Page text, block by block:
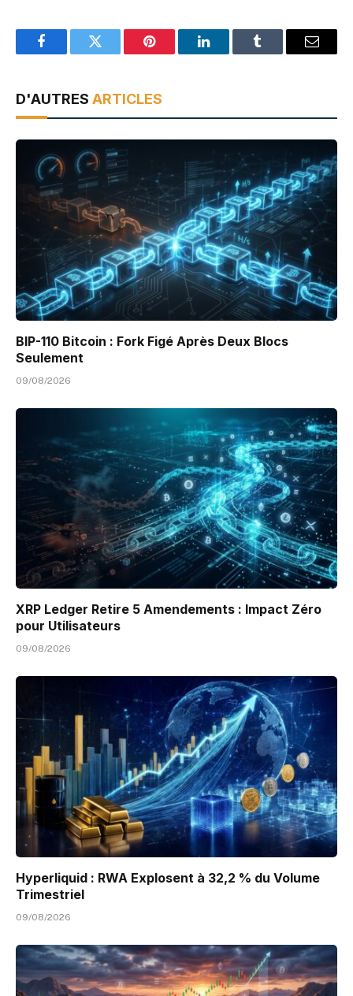
FacebookTwitter Pinterest LinkedInTumblr Email
D'AUTRES ARTICLES
BIP-110 Bitcoin : Fork Figé Après Deux Blocs
Seulement
09/08/2026
XRP Ledger Retire 5 Amendements : Impact Zéro
pour Utilisateurs
09/08/2026
Hyperliquid : RWA Explosent à 32,2 % du Volume
Trimestriel
09/08/2026